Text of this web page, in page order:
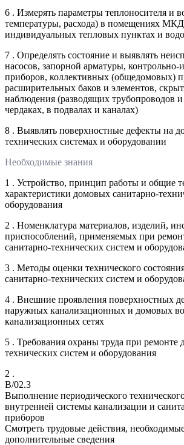
6 . Измерять параметры теплоносителя и
температуры, расхода) в помещениях
индивидуальных тепловых пунктах и
7 . Определять состояние и выявлять
насосов, запорной арматуры, контрольно-
приборов, коллективных (общедомовых)
расширительных баков и элементов,
наблюдения (разводящих трубопроводов
чердаках, в подвалах и каналах)
8 . Выявлять поверхностные дефекты на
технических системах и оборудовании
Необходимые знания
1 . Устройство, принцип работы и общие
характеристики домовых санитарно-
оборудования
2 . Номенклатура материалов, изделий,
приспособлений, применяемых при
санитарно-технических систем и
3 . Методы оценки технического
санитарно-технических систем и
4 . Внешние проявления поверхностных
наружных канализационных и домовых
канализационных сетях
5 . Требования охраны труда при ремонте
технических систем и оборудования
2 .
B/02.3
Выполнение периодического
внутренней системы канализации и
приборов
Смотреть трудовые действия,
дополнительные сведения